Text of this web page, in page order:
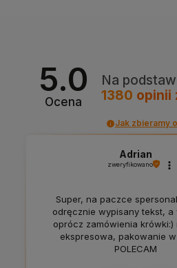
5.0
Ocena
Na
1380 opinii
Jak zbieramy
Adrian
zweryfikowano
Super, na paczce
odręcznie wypisany tekst, a
oprócz zamówienia krówki:)
ekspresowa, pakowanie
POLECAM